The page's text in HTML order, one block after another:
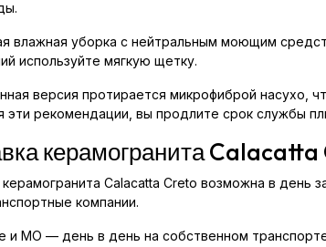
влажная уборка с нейтральным моющим
используйте мягкую щетку.
версия протирается микрофиброй насухо,
рекомендации, вы продлите срок службы
керамогранита
Calacatta Creto возможна в день
компании.
и МО — день в день на собственном